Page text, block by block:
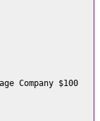
Company $100